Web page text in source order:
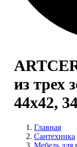
из трех
44x42,
Главная
Сантехника
Мебель для